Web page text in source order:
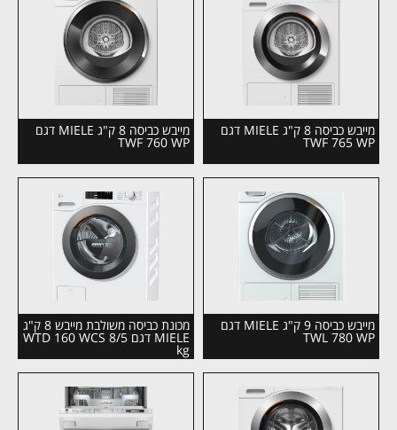
מייבש כביסה 8 ק"ג MIELE דגם
TWF 765 WP
מייבש כביסה 8 ק"ג MIELE דגם
TWF 760 WP
מייבש כביסה 9 ק"ג MIELE דגם
TWL 780 WP
מכונת כביסה משולבת מייבש 8 ק"ג
MIELE דגם WTD 160 WCS 8/5
kg